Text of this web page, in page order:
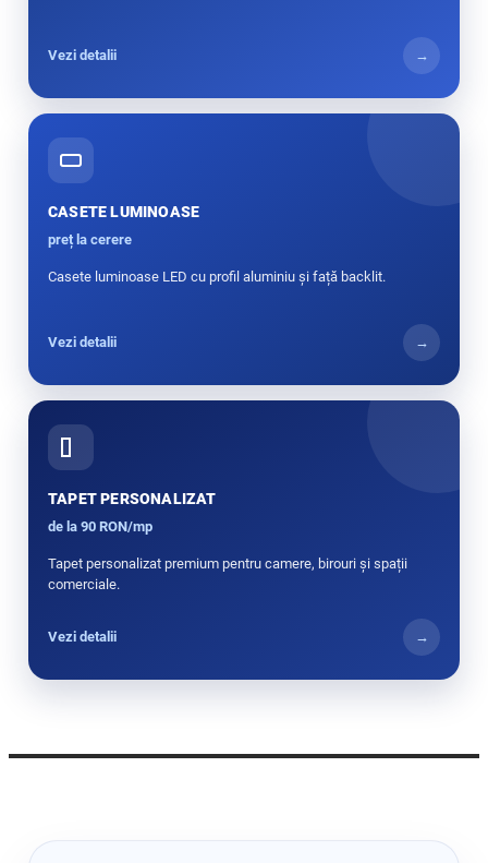
Vezi detalii →
CASETE LUMINOASE
preț la cerere
Casete luminoase LED cu profil aluminiu și față backlit.
Vezi detalii →
TAPET PERSONALIZAT
de la 90 RON/mp
Tapet personalizat premium pentru camere, birouri și spații
comerciale.
Vezi detalii →